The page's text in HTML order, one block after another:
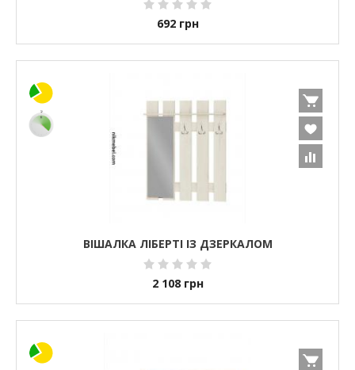
692 грн
ВІШАЛКА ЛІБЕРТІ ІЗ ДЗЕРКАЛОМ
2 108 грн